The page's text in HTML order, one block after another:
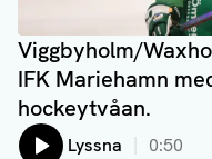
Viggbyholm/
IFK Mariehamn
hockeytvåan.
Lyssna 0:50